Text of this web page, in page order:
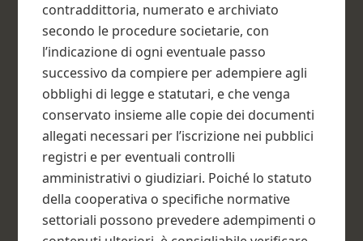
contraddittoria, numerato e archiviato
secondo le procedure societarie, con
l’indicazione di ogni eventuale passo
successivo da compiere per adempiere agli
obblighi di legge e statutari, e che venga
conservato insieme alle copie dei documenti
allegati necessari per l’iscrizione nei pubblici
registri e per eventuali controlli
amministrativi o giudiziari. Poiché lo statuto
della cooperativa o specifiche normative
settoriali possono prevedere adempimenti o